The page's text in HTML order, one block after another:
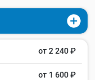
от 2 240 ₽
от 1 600 ₽